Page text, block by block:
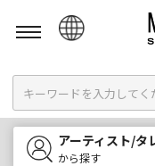
English
한국어
中文
アーティスト/タ
から探す